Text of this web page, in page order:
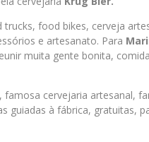
food bikes, cerveja
e artesanato. Para
muita gente bonita,
famosa cervejaria artesanal,
guiadas à fábrica, gratuitas,